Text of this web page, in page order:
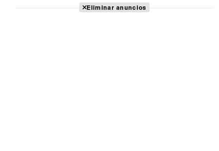
Eliminar anuncios